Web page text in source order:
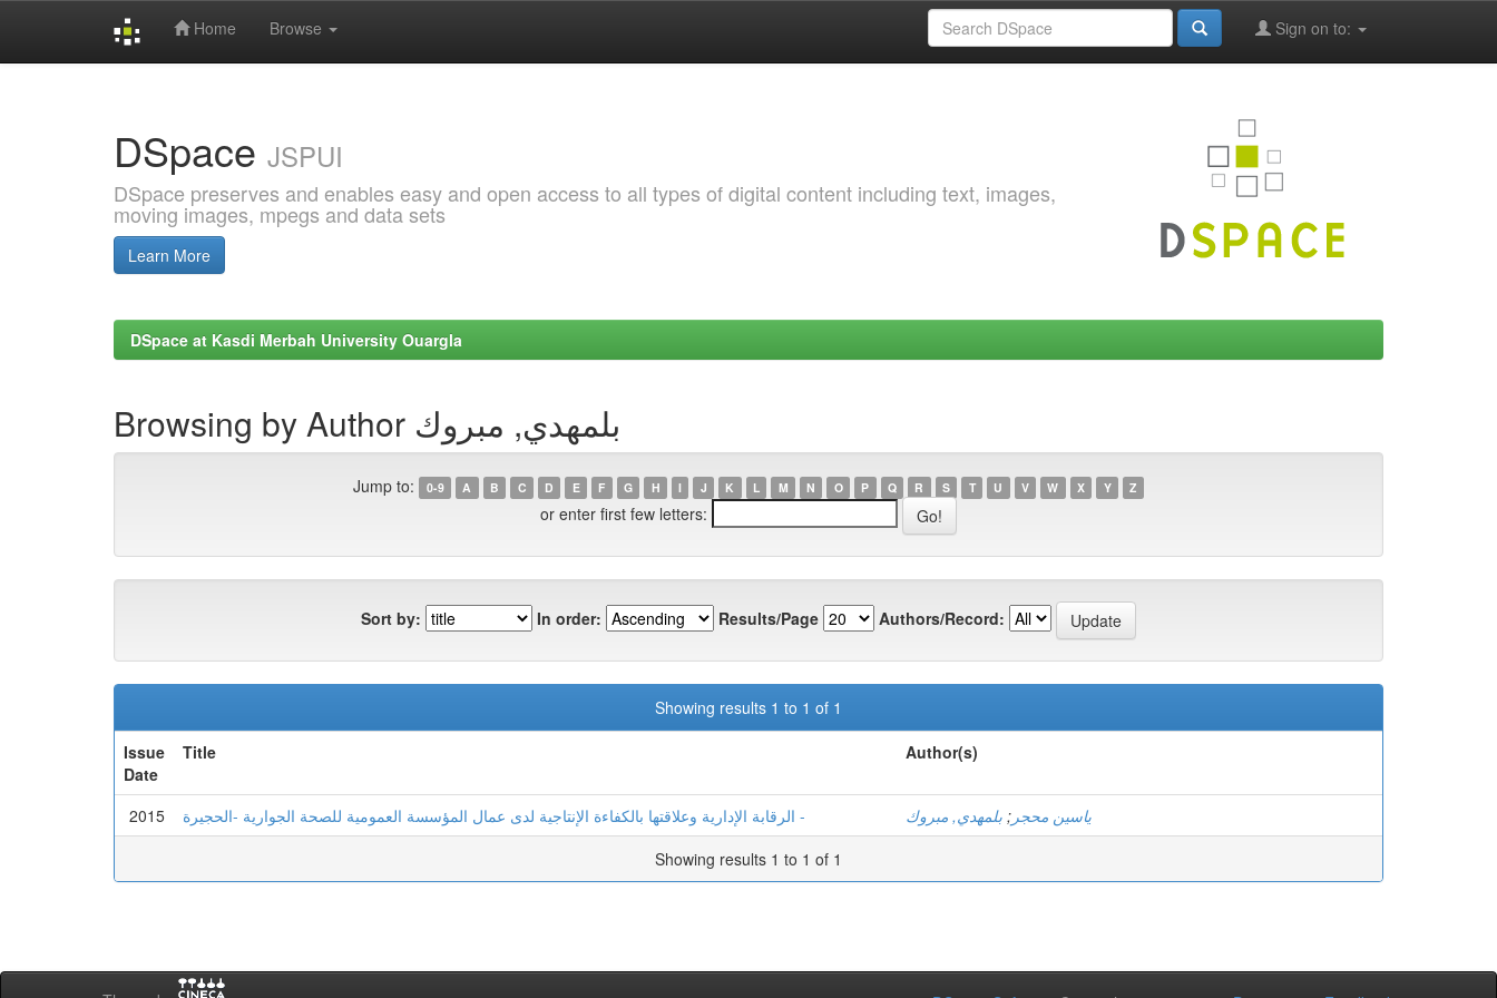
Home Browse Sign on to:
DSpace JSPUI
DSpace preserves and enables easy and open access to all types of digital content including text, images,
moving images, mpegs and data sets
Learn More
DSpace at Kasdi Merbah University Ouargla
Browsing by Author بلمهدي, مبروك
Jump to: 0-9 A B C D E F G H I J K L M N O P Q R S T U V W X Y Z
or enter first few letters:
Sort by: In order: Results/Page Authors/Record:
Showing results 1 to 1 of 1
Issue
Date
Title Author(s)
2015 الرقابة الإدارية وعلاقتها بالكفاءة الإنتاجية لدى عمال المؤسسة العمومية للصحة الجوارية -الحجيرة - ياسين محجر ; بلمهدي, مبروك
Showing results 1 to 1 of 1